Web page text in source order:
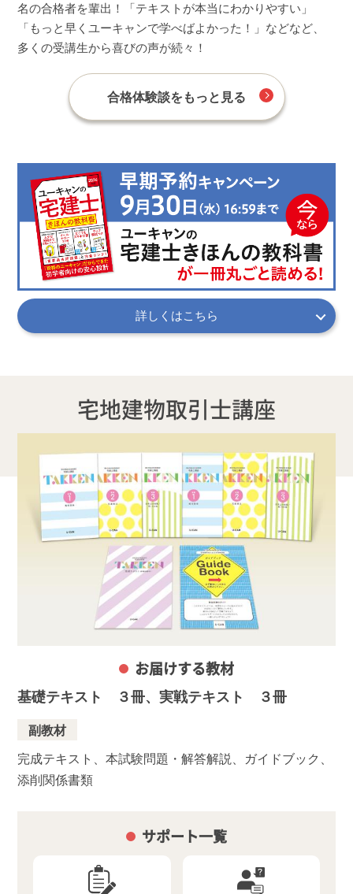
名の合格者を輩出！「テキストが本当にわかりやすい」
「もっと早くユーキャンで学べばよかった！」などなど、
多くの受講生から喜びの声が続々！
合格体験談をもっと見る
詳しくはこちら
宅地建物取引士講座
お届けする教材
基礎テキスト ３冊、実戦テキスト ３冊
副教材
完成テキスト、本試験問題・解答解説、ガイドブック、
添削関係書類
サポート一覧